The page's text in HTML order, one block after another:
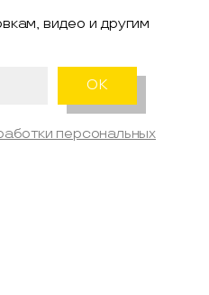
видео и другим
персональных